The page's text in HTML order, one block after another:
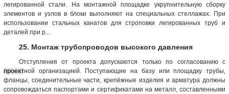
легированной стали. На монтажной площадке укрупнительную сборку
элементов и узлов в блоки выполняют на специальных стеллажах. При
использовании стальных канатов для строповки легированных труб и
деталей при р...
25. Монтаж трубопроводов высокого давления
Отступления от проекта допускаются только по согласованию с
проектной организацией. Поступающие на базу или площадку трубы,
фланцы, соединительные части, крепёжные изделия и арматура должны
сопровождаться паспортами и сертификатами на металл, составленными